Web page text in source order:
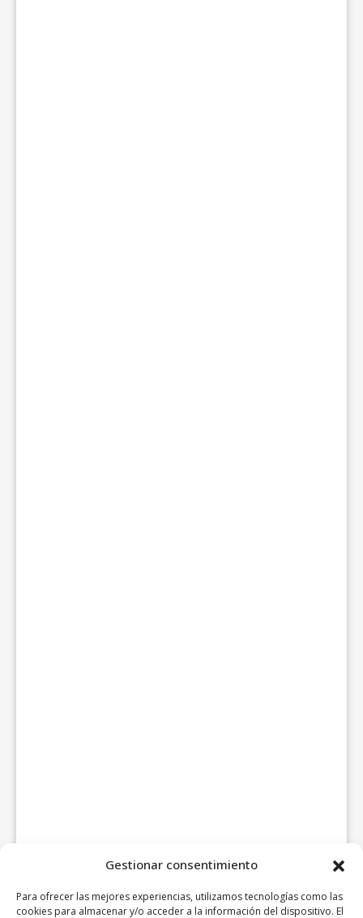
Gestionar consentimiento
Para ofrecer las mejores experiencias, utilizamos tecnologías como las
cookies para almacenar y/o acceder a la información del dispositivo. El